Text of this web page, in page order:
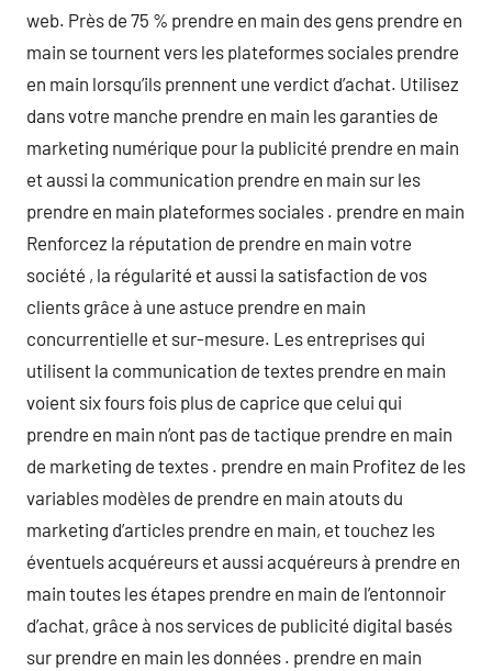
web. Près de 75 % prendre en main des gens prendre en
main se tournent vers les plateformes sociales prendre
en main lorsqu’ils prennent une verdict d’achat. Utilisez
dans votre manche prendre en main les garanties de
marketing numérique pour la publicité prendre en main
et aussi la communication prendre en main sur les
prendre en main plateformes sociales . prendre en main
Renforcez la réputation de prendre en main votre
société , la régularité et aussi la satisfaction de vos
clients grâce à une astuce prendre en main
concurrentielle et sur-mesure. Les entreprises qui
utilisent la communication de textes prendre en main
voient six fours fois plus de caprice que celui qui
prendre en main n’ont pas de tactique prendre en main
de marketing de textes . prendre en main Profitez de les
variables modèles de prendre en main atouts du
marketing d’articles prendre en main, et touchez les
éventuels acquéreurs et aussi acquéreurs à prendre en
main toutes les étapes prendre en main de l’entonnoir
d’achat, grâce à nos services de publicité digital basés
sur prendre en main les données . prendre en main